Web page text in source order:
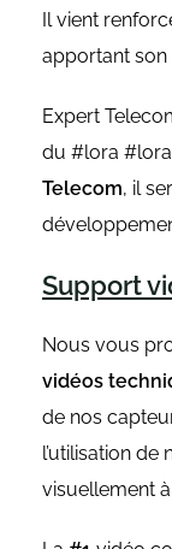
Il vient
apportant son
Expert
du #lora
Telecom, il
Support
Nous vous
vidéos
de nos
l’utilisation
visuellement